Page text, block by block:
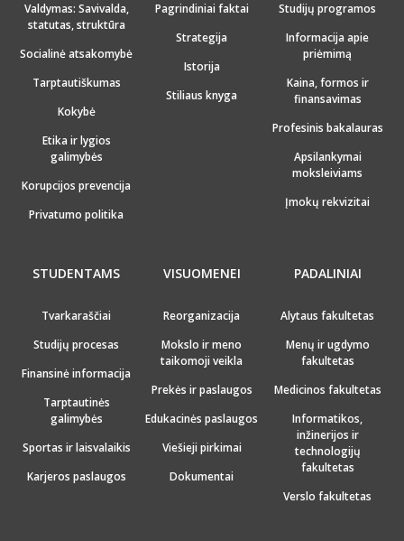
Valdymas: Savivalda,
statutas, struktūra
Socialinė atsakomybė
Tarptautiškumas
Kokybė
Etika ir lygios
galimybės
Korupcijos prevencija
Privatumo politika
Pagrindiniai faktai
Strategija
Istorija
Stiliaus knyga
Studijų programos
Informacija apie
priėmimą
Kaina, formos ir
finansavimas
Profesinis bakalauras
Apsilankymai
moksleiviams
Įmokų rekvizitai
STUDENTAMS
Tvarkaraščiai
Studijų procesas
Finansinė informacija
Tarptautinės
galimybės
Sportas ir laisvalaikis
Karjeros paslaugos
VISUOMENEI
Reorganizacija
Mokslo ir meno
taikomoji veikla
Prekės ir paslaugos
Edukacinės paslaugos
Viešieji pirkimai
Dokumentai
PADALINIAI
Alytaus fakultetas
Menų ir ugdymo
fakultetas
Medicinos fakultetas
Informatikos,
inžinerijos ir
technologijų
fakultetas
Verslo fakultetas